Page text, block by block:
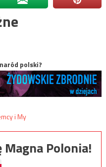
polski?
Polonia!